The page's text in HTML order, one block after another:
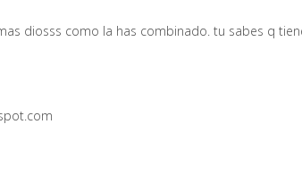
diosss como la has combinado. tu sabes q